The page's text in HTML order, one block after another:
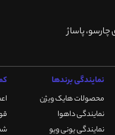
چارسو، پاساژ
نمایندگی برندها
محصولات هایک ویژن
نمایندگی داهوا
نمایندگی یونی ویو